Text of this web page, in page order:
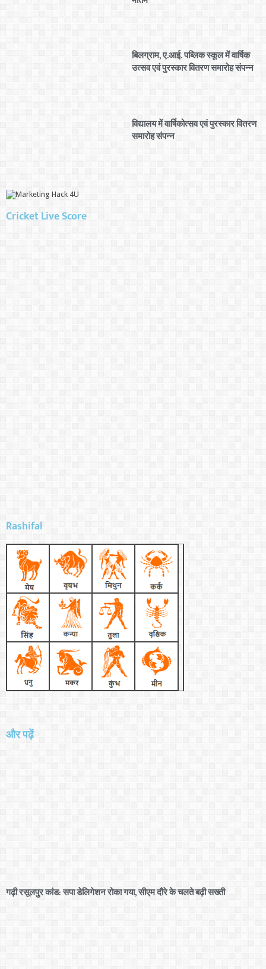
बिलग्राम, ए.आई. पब्लिक स्कूल में वार्षिक
उत्सव एवं पुरस्कार वितरण समारोह संपन्न
विद्यालय में वार्षिकोत्सव एवं पुरस्कार वितरण
समारोह संपन्न
Cricket Live Score
Rashifal
और पढ़ें
गढ़ी रसूलपुर कांड: सपा डेलिगेशन रोका गया, सीएम दौरे के चलते बढ़ी सख्ती